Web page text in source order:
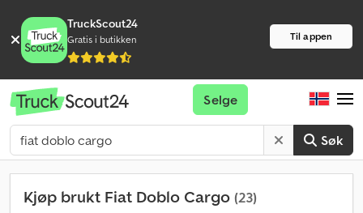
TruckScout24
Gratis i butikken Til appen
Søk
Selge
Kjøp brukt Fiat Doblo Cargo (23)